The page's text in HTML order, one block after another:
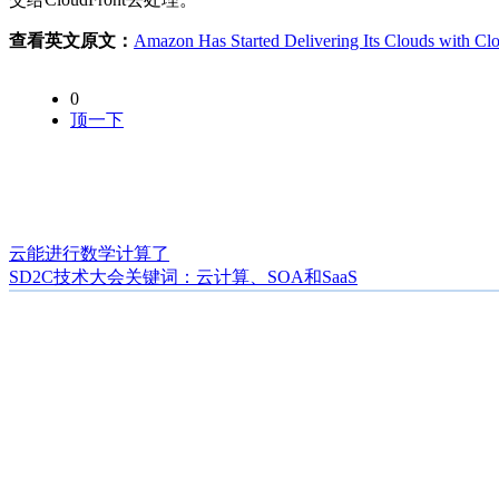
查看英文原文： Amazon Has Started Delivering Its Clouds with
0
顶一下
云能进行数学计算了
SD2C技术大会关键词：云计算、SOA和SaaS